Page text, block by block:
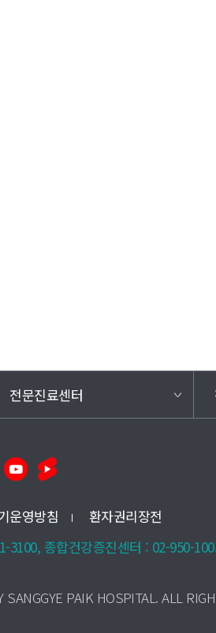
전문진료센터
운영방침
환자권리장전
3100, 종합건강증진센터 : 02-950-
PAIK HOSPITAL. ALL